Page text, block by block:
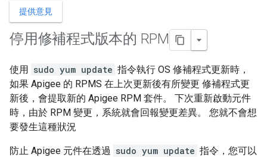
提供意見
停用修補程式版本的 RPM
使用 sudo yum update 指令執行 OS 修補程式更新時，
如果 Apigee 的 RPMS 在上次更新後有所變更 修補程式更
新後，會提取新的 Apigee RPM 套件。 下次重新啟動元件
時，由於 RPM 變更，系統就會回報變更差異。 您就不會想
要發生這種狀況
防止 Apigee 元件在透過 sudo yum update 指令，您可以